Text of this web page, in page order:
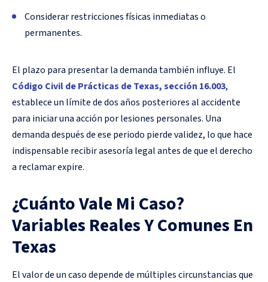
Considerar restricciones físicas inmediatas o
permanentes.
El plazo para presentar la demanda también influye. El
Código Civil de Prácticas de Texas, sección 16.003,
establece un límite de dos años posteriores al accidente
para iniciar una acción por lesiones personales. Una
demanda después de ese periodo pierde validez, lo que hace
indispensable recibir asesoría legal antes de que el derecho
a reclamar expire.
¿Cuánto Vale Mi Caso?
Variables Reales Y Comunes En
Texas
El valor de un caso depende de múltiples circunstancias que